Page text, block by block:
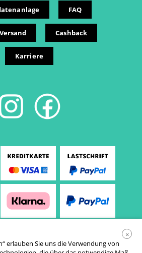
FAQ
Cashback
Karriere
×
erlauben Sie uns die Verwendung von